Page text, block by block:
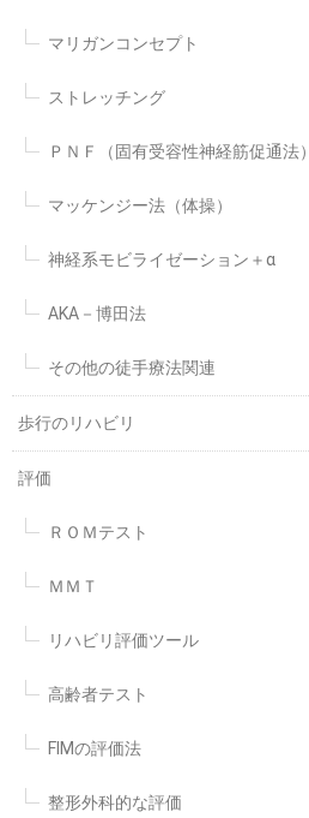
マリガンコンセプト
ストレッチング
ＰＮＦ（固有受容性神経筋促通法）
マッケンジー法（体操）
神経系モビライゼーション＋α
AKA－博田法
その他の徒手療法関連
歩行のリハビリ
評価
ＲＯＭテスト
ＭＭＴ
リハビリ評価ツール
高齢者テスト
FIMの評価法
整形外科的な評価